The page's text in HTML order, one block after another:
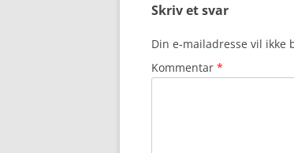
Skriv et svar
Din e-mailadresse vil ikke
Kommentar *